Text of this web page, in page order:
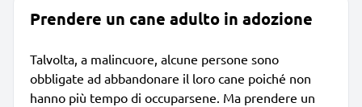
Prendere un cane adulto in adozione
Talvolta, a malincuore, alcune persone sono
obbligate ad abbandonare il loro cane poiché non
hanno più tempo di occuparsene. Ma prendere un